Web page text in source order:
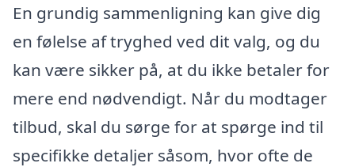
En grundig sammenligning kan give dig
en følelse af tryghed ved dit valg, og du
kan være sikker på, at du ikke betaler for
mere end nødvendigt. Når du modtager
tilbud, skal du sørge for at spørge ind til
specifikke detaljer såsom, hvor ofte de